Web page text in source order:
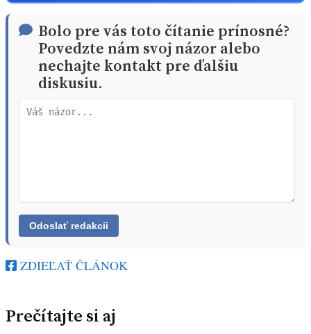
Bolo pre vás toto čítanie prínosné?
Povedzte nám svoj názor alebo
nechajte kontakt pre ďalšiu
diskusiu.
ZDIEĽAŤ ČLÁNOK
Prečítajte si aj